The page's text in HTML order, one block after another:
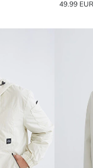
49.99 EUR